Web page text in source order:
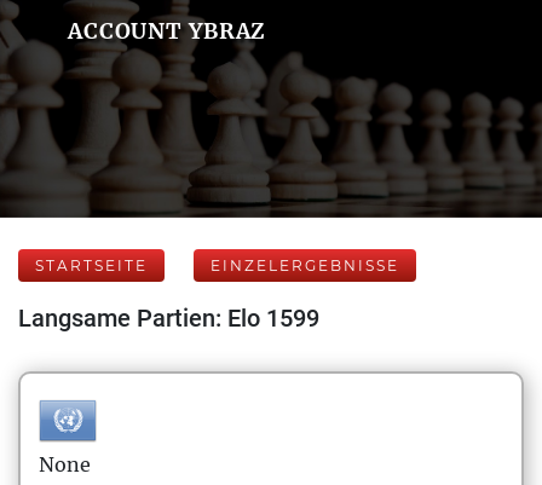
ACCOUNT YBRAZ
STARTSEITE EINZELERGEBNISSE
Langsame Partien: Elo 1599
None